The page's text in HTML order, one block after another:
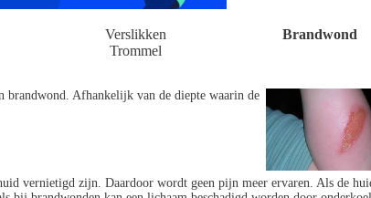
Verslikken
Brandwond
Trommel
brandwond. Afhankelijk van de diepte waarin de
vernietigd zijn. Daardoor wordt geen pijn meer ervaren. Als de